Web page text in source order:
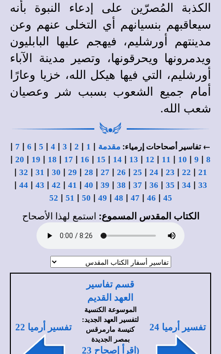
الكذبة المُصرّين على إدعاء النبوة بأنه
سيعاقبهم بنسيانهم أي التخلى عنهم وعن
مدينتهم أورشليم، فيهجم عليها البابليون
ويدمرونها ويحرقونها، وتصير مدينة الآباء
أورشليم، التي فيها هيكل الله، خزيا وعارًا
أمام جميع الشعوب بسبب شر وعصيان
شعب الله.
← تفاسير أصحاحات إرمياء: مقدمة |
1
|
2
|
3
|
4
|
5
|
6
|
7
|
8
|
9
|
10
|
11
|
12
|
13
|
14
|
15
|
16
|
17
|
18
|
19
|
20
|
21
|
22
|
23
|
24
|
25
|
26
|
27
|
28
|
29
|
30
|
31
|
32
|
33
|
34
|
35
|
36
|
37
|
38
|
39
|
40
|
41
|
42
|
43
|
44
|
45
|
46
|
47
|
48
|
49
|
50
|
51
|
52
الكتاب المقدس المسموع: استمع لهذا الأصحاح
تفسير أرميا 24
قسم تفاسير
العهد القديم
الموسوعة الكنسية
لتفسير العهد الجديد:
كنيسة مارمرقس
بمصر الجديدة
(اقرأ إصحاح 23
تفسير أرميا 22